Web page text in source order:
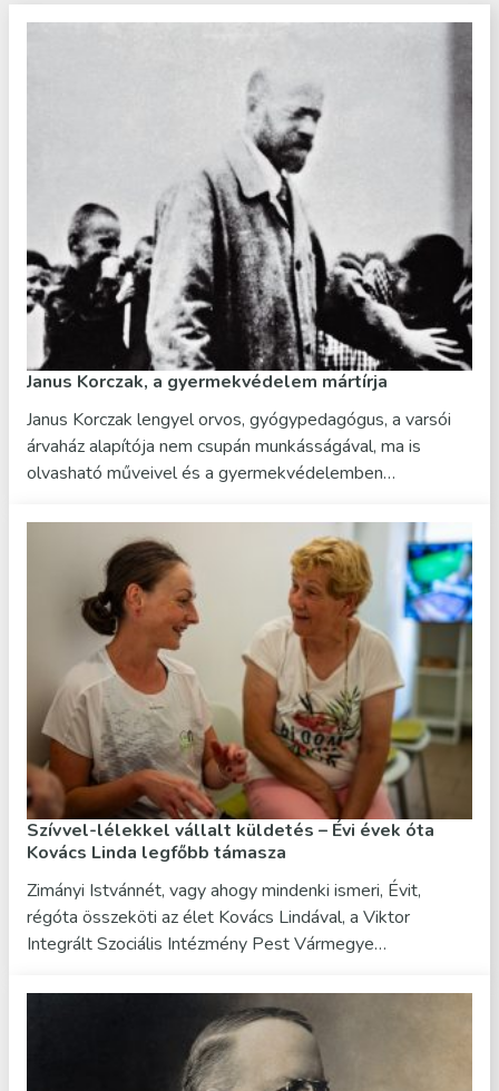
Janus Korczak, a gyermekvédelem mártírja
Janus Korczak lengyel orvos, gyógypedagógus, a varsói
árvaház alapítója nem csupán munkásságával, ma is
olvasható műveivel és a gyermekvédelemben…
Szívvel-lélekkel vállalt küldetés – Évi évek óta
Kovács Linda legfőbb támasza
Zimányi Istvánnét, vagy ahogy mindenki ismeri, Évit,
régóta összeköti az élet Kovács Lindával, a Viktor
Integrált Szociális Intézmény Pest Vármegye…